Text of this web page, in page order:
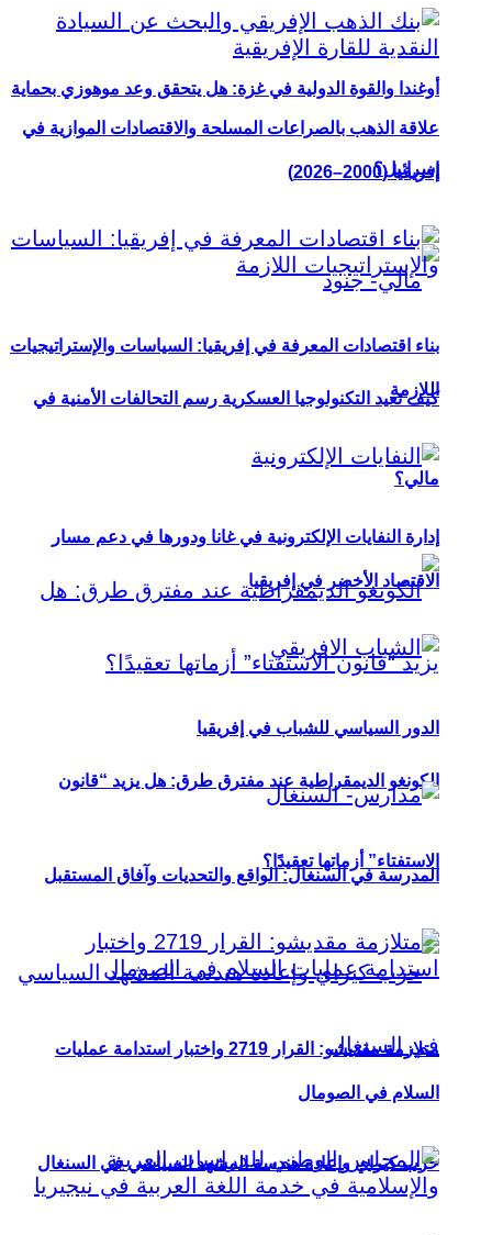
أوغندا والقوة الدولية في غزة: هل يتحقق وعد موهوزي بحماية
إسرائيل؟
كيف تعيد التكنولوجيا العسكرية رسم التحالفات الأمنية في
مالي؟
الكونغو الديمقراطية عند مفترق طرق: هل يزيد “قانون
الاستفتاء” أزماتها تعقيدًا؟
حزب كيراي وإعادة هندسة المشهد السياسي في السنغال
علاقة الذهب بالصراعات المسلحة والاقتصادات الموازية في
إفريقيا (2000–2026)
بناء اقتصادات المعرفة في إفريقيا: السياسات والإستراتيجيات
اللازمة
إدارة النفايات الإلكترونية في غانا ودورها في دعم مسار
الاقتصاد الأخضر في إفريقيا
الدور السياسي للشباب في إفريقيا
المدرسة في السنغال: الواقع والتحديات وآفاق المستقبل
متلازمة مقديشو: القرار 2719 واختبار استدامة عمليات
السلام في الصومال